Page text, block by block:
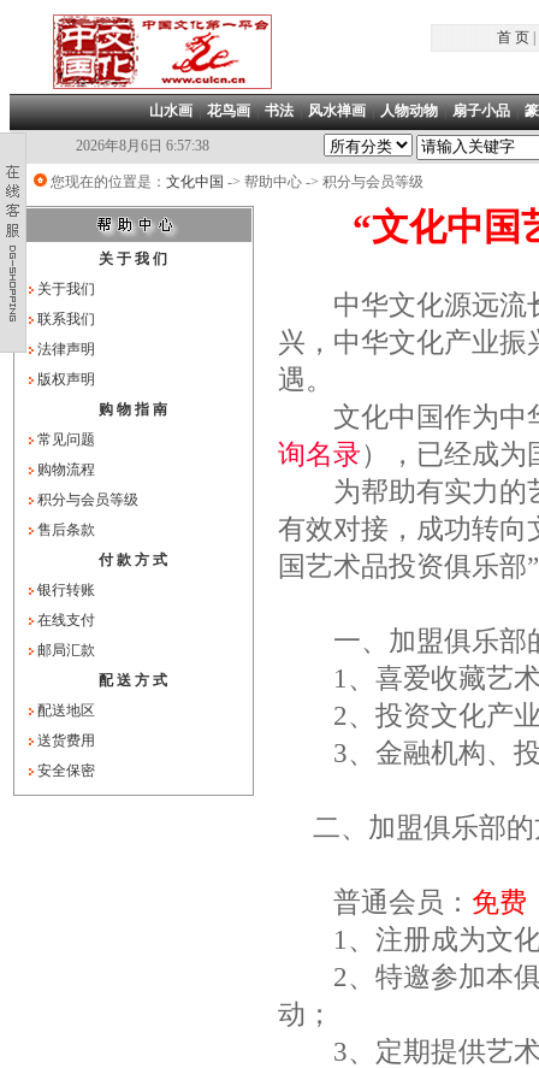
首 页|
山水画|花鸟画|书法|风水禅画|人物动物|扇子小品|
2026年8月6日 6:57:39
您现在的位置是： 文化中国 -> 帮助中心 -> 积分与会员等级
关 于 我 们
关于我们
联系我们
法律声明
版权声明
购 物 指 南
常见问题
购物流程
积分与会员等级
售后条款
付 款 方 式
银行转账
在线支付
邮局汇款
配 送 方 式
配送地区
送货费用
安全保密
“文化中国
中华文化源远流长
兴，中华文化产业振
遇。
文化中国作为中华
询名录），已经成为
为帮助有实力的艺
有效对接，成功转向
国艺术品投资俱乐
一、加盟俱乐部
1、喜爱收藏艺术
2、投资文化产业
3、金融机构、投
二、加盟俱乐部的
普通会员： 免费
1、注册成为文化
2、特邀参加本俱
动；
3、定期提供艺术